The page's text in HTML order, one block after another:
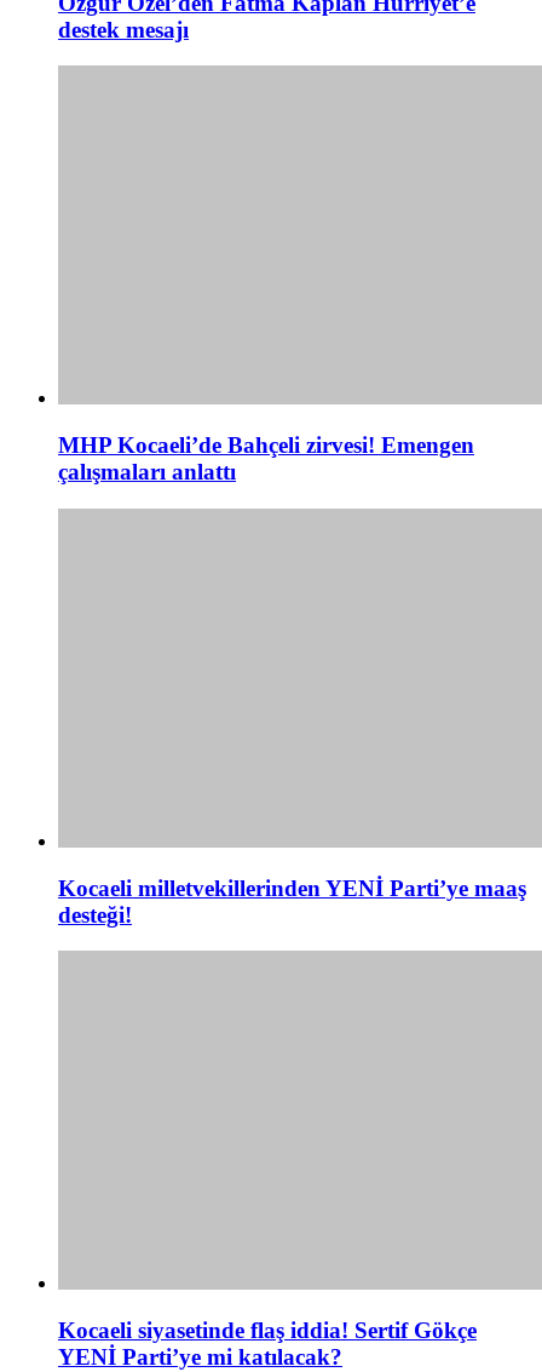
destek mesajı
MHP Kocaeli’de Bahçeli zirvesi! Emengen
çalışmaları anlattı
Kocaeli milletvekillerinden YENİ Parti’ye maaş
desteği!
Kocaeli siyasetinde flaş iddia! Sertif Gökçe
YENİ Parti’ye mi katılacak?